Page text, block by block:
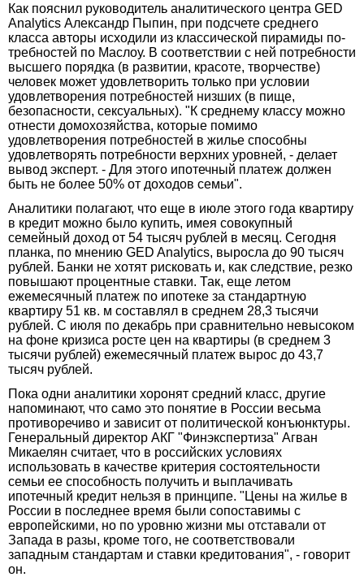
Как пояснил руководитель аналитического центра GED
Analytics Александр Пыпин, при подсчете среднего
класса авторы исходили из классической пирамиды по­
требностей по Маслоу. В соответствии с ней потребности
высшего порядка (в развитии, красоте, творчестве)
человек может удовлетворить только при условии
удовлетворения потребно­стей низших (в пище,
безопасности, сексуальных). "К среднему классу можно
отнести домохозяйства, которые помимо
удовлетворения потребностей в жилье способны
удовлетворять потребности верхних уровней, - делает
вывод эксперт. - Для этого ипотечный платеж должен
быть не более 50% от доходов семьи".
Аналитики полагают, что еще в июле этого года квартиру
в кредит можно было купить, имея совокупный
семейный доход от 54 тысяч рублей в месяц. Сегодня
планка, по мнению GED Analytics, выросла до 90 тысяч
рублей. Банки не хотят рисковать и, как следствие, резко
повышают процент­ные ставки. Так, еще летом
ежемесячный платеж по ипотеке за стандартную
квартиру 51 кв. м составлял в среднем 28,3 тысячи
рублей. С июля по декабрь при сравнительно невысоком
на фоне кризиса росте цен на квартиры (в среднем 3
тысячи рублей) ежемесячный платеж вырос до 43,7
тысяч рублей.
Пока одни аналитики хоронят средний класс, другие
напоминают, что само это понятие в России весьма
противоречиво и зависит от политической конъюнктуры.
Генеральный директор АКГ "Фин­экспертиза" Агван
Микаелян считает, что в российских условиях
использовать в качестве критерия состоятельности
семьи ее способность получить и выплачивать
ипотечный кредит нельзя в принципе. "Цены на жилье в
России в последнее время были сопоставимы с
европейскими, но по уровню жизни мы отставали от
Запада в разы, кроме того, не соответствовали
западным стандартам и ставки кредитования", - говорит
он.